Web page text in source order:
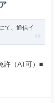
て、通信イ
許（AT可）■